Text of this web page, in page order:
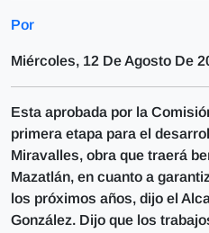
Por
Miércoles, 12 De Agosto De
Esta aprobada por la
primera etapa para el
Miravalles, obra que traerá
Mazatlán, en cuanto a
los próximos años, dijo el
González. Dijo que los